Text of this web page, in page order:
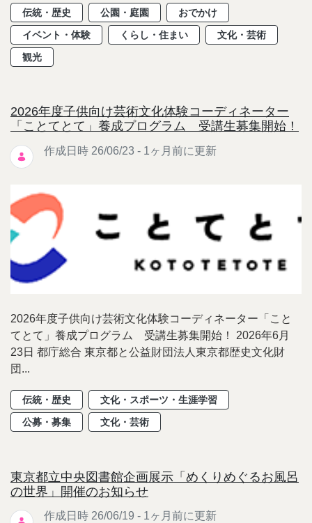
伝統・歴史 公園・庭園
おでかけ
イベント・体験
くらし・住まい
文化・芸術
観光
2026年度子供向け芸術文化体験コーディネーター
「ことてとて」養成プログラム 受講生募集開始！
作成日時 26/06/23 - 1ヶ月前に更新
2026年度子供向け芸術文化体験コーディネーター「こと
てとて」養成プログラム 受講生募集開始！ 2026年6月
23日 都庁総合 東京都と公益財団法人東京都歴史文化財
団...
伝統・歴史
文化・スポーツ・生涯学習
公募・募集
文化・芸術
東京都立中央図書館企画展示「めくりめぐるお風呂
の世界」開催のお知らせ
作成日時 26/06/19 - 1ヶ月前に更新